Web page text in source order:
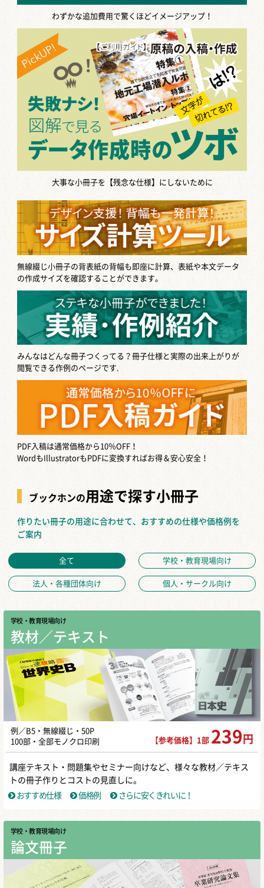
わずかな追加費用で驚くほどイメージアップ！
大事な小冊子を【残念な仕様】にしないために
無線綴じ小冊子の背表紙の背幅も即座に計算、表紙や本文データ
の作成サイズを確認することができます。
みんなはどんな冊子つくってる？冊子仕様と実際の出来上がりが
閲覧できる作例のページです.
PDF入稿は通常価格から10％OFF！
WordもIllustratorもPDFに変換すればお得＆安心安全！
ブックホンの用途で探す小冊子
作りたい冊子の用途に合わせて、おすすめの仕様や価格例を
ご案内
全て 学校・教育現場向け
法人・各種団体向け 個人・サークル向け
学校・教育現場向け
教材／テキスト
例／B5・無線綴じ・50P
100部・全部モノクロ印刷
【参考価格】1部 239 円
講座テキスト・問題集やセミナー向けなど、様々な教材／テキス
トの冊子作りとコストの見直しに。
おすすめ仕様
価格例 さらに安くきれいに！
学校・教育現場向け
論文冊子